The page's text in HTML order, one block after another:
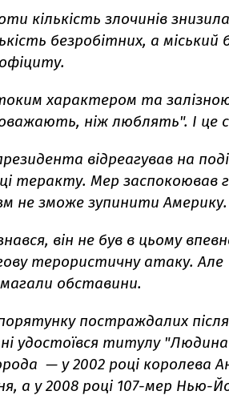
кількість злочинів
безробітних, а
характером та залізною
ніж люблять". І це
відреагував на
теракту. Мер заспокоював
не зможе зупинити Америку.
він не був в цьому
терористичну атаку. Але
обставини.
постраждалих
удостоївся титулу
— у 2002 році королева
а у 2008 році 107-мер Нью-